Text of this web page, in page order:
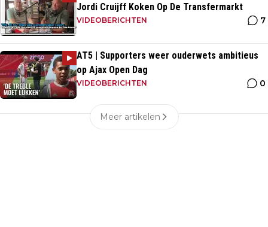
Jordi Cruijff Koken Op De Transfermarkt
VIDEOBERICHTEN 7
AT5 | Supporters weer ouderwets ambitieus
op Ajax Open Dag
VIDEOBERICHTEN 0
Meer artikelen